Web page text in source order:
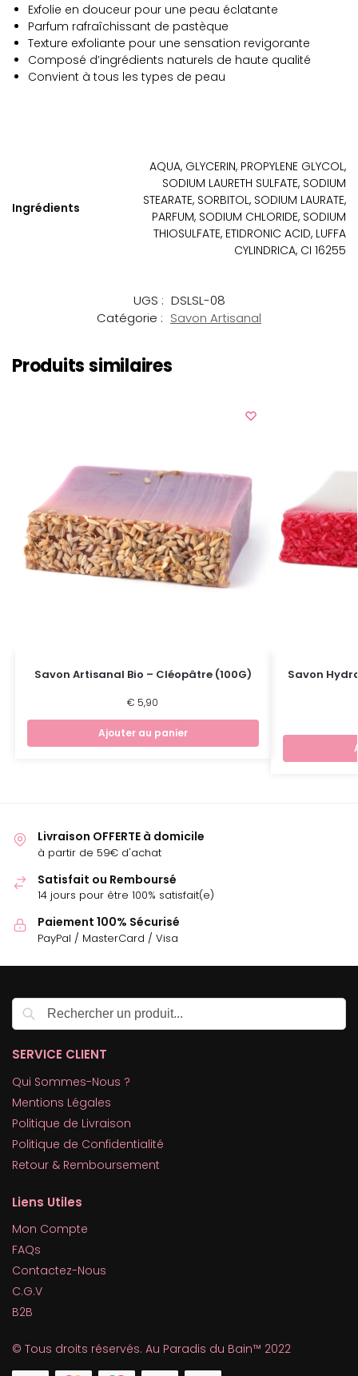
Exfolie en douceur pour une peau éclatante
Parfum rafraîchissant de pastèque
Texture exfoliante pour une sensation revigorante
Composé d’ingrédients naturels de haute qualité
Convient à tous les types de peau
Ingrédients
AQUA, GLYCERIN, PROPYLENE GLYCOL,
SODIUM LAURETH SULFATE, SODIUM
STEARATE, SORBITOL, SODIUM LAURATE,
PARFUM, SODIUM CHLORIDE, SODIUM
THIOSULFATE, ETIDRONIC ACID, LUFFA
CYLINDRICA, CI 16255
UGS : DSLSL-08
Catégorie : Savon Artisanal
Produits similaires
Savon Artisanal Bio – Cléopâtre (100G)
€ 5,90
Ajouter au panier
Savon
Livraison OFFERTE à domicile
à partir de 59€ d'achat
Satisfait ou Remboursé
14 jours pour être 100% satisfait(e)
Paiement 100% Sécurisé
PayPal / MasterCard / Visa
SERVICE CLIENT
Qui Sommes-Nous ?
Mentions Légales
Politique de Livraison
Politique de Confidentialité
Retour & Remboursement
Liens Utiles
Mon Compte
FAQs
Contactez-Nous
C.G.V
B2B
© Tous droits réservés. Au Paradis du Bain™ 2022